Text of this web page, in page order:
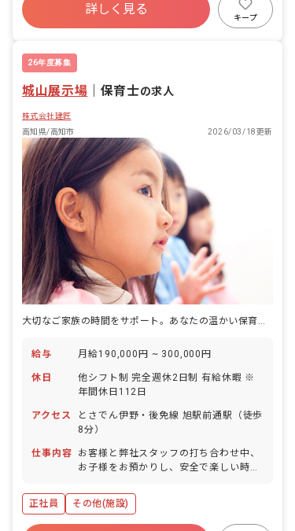
詳しく見る
キープ
26年度募集
城山展示場 保育士の求人
株式会社建匠
高知県/高知市
2026/03/18更新
大切なご家族の時間をサポート。あなたの温かい保育で安心を届けよう！
給与 月給190,000円 ~ 300,000円
休日
他シフト制 完全週休2日制 有給休暇 ※
年間休日112日
アクセス
とさでん伊野・後免線 旭駅前通駅（徒歩
8分）
仕事内容
お客様と弊社スタッフの打ち合わせ中、
お子様をお預かりし、安全で楽しい時間
して打ち合わせに集中できるよう、保育
業務を中心に、以下の総務業務もご担当
いただきます。 ・お子様の保育 ・受
正社員 その他(施設)